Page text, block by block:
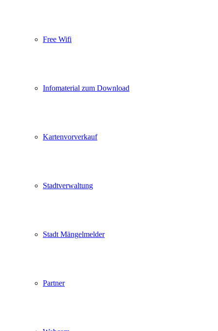
Free Wifi
Infomaterial zum Download
Kartenvorverkauf
Stadtverwaltung
Stadt Mängelmelder
Partner